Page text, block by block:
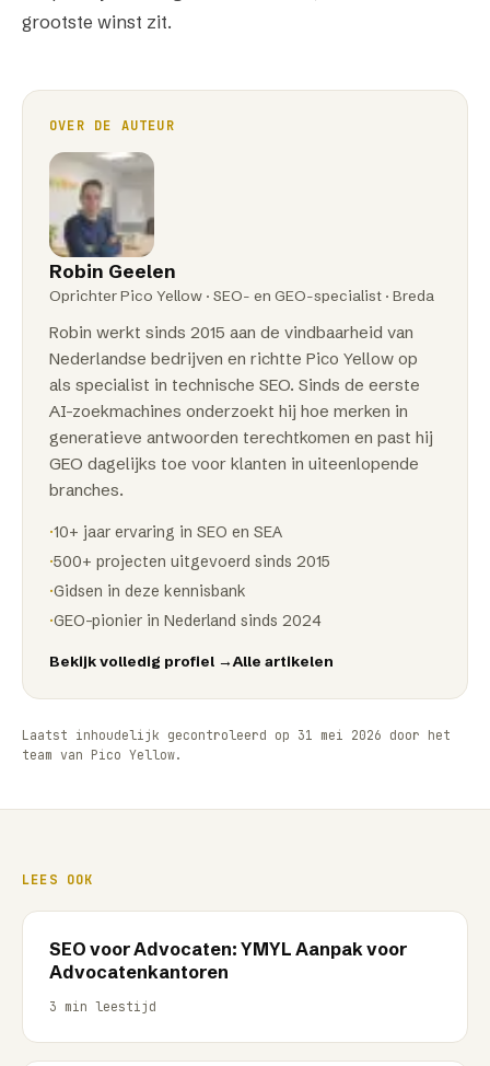
grootste winst zit.
OVER DE AUTEUR
Robin Geelen
Oprichter Pico Yellow · SEO- en GEO-specialist · Breda
Robin werkt sinds 2015 aan de vindbaarheid van
Nederlandse bedrijven en richtte Pico Yellow op
als specialist in technische SEO. Sinds de eerste
AI-zoekmachines onderzoekt hij hoe merken in
generatieve antwoorden terechtkomen en past hij
GEO dagelijks toe voor klanten in uiteenlopende
branches.
·10+ jaar ervaring in SEO en SEA
·500+ projecten uitgevoerd sinds 2015
·Gidsen in deze kennisbank
·GEO-pionier in Nederland sinds 2024
Bekijk volledig profiel →Alle artikelen
Laatst inhoudelijk gecontroleerd op 31 mei 2026 door het
team van Pico Yellow.
LEES OOK
SEO voor Advocaten: YMYL Aanpak voor
Advocatenkantoren
3 min leestijd